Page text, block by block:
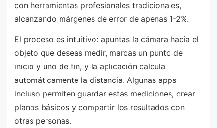
con herramientas profesionales tradicionales,
alcanzando márgenes de error de apenas 1-2%.
El proceso es intuitivo: apuntas la cámara hacia el
objeto que deseas medir, marcas un punto de
inicio y uno de fin, y la aplicación calcula
automáticamente la distancia. Algunas apps
incluso permiten guardar estas mediciones, crear
planos básicos y compartir los resultados con
otras personas.